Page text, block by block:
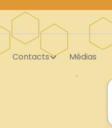
Contacts Médias